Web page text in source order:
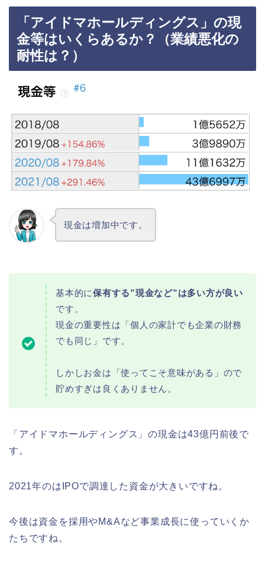
「アイドマホールディングス」の現
金等はいくらあるか？（業績悪化の
耐性は？）
現金は増加中です。
基本的に保有する”現金など”は多い方が良い
です。
現金の重要性は「個人の家計でも企業の財務
でも同じ」です。
しかしお金は「使ってこそ意味がある」ので
貯めすぎは良くありません。
「アイドマホールディングス」の現金は43億円前後で
す。
2021年のはIPOで調達した資金が大きいですね。
今後は資金を採用やM&Aなど事業成長に使っていくか
たちですね。